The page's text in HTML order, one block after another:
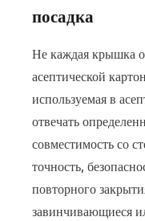
3
на
самом
деле
требует
от
крышки
асептическая
картонная
посадка
Не каждая крышка
асептической
используемая в
отвечать
совместимость со
точность,
повторного
завинчивающиеся